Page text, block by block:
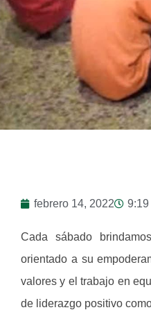
febrero 14, 2022 9:19
Cada sábado
orientado a su
valores y el trabajo en
de liderazgo positivo